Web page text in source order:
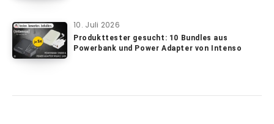
10. Juli 2026
Produkttester gesucht: 10 Bundles aus
Powerbank und Power Adapter von Intenso